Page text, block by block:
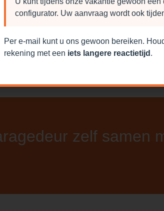
zelf samen
configurator. Uw aanvraag wordt ook
Per e-mail kunt u ons gewoon bereiken.
rekening met een iets langere reactietijd .